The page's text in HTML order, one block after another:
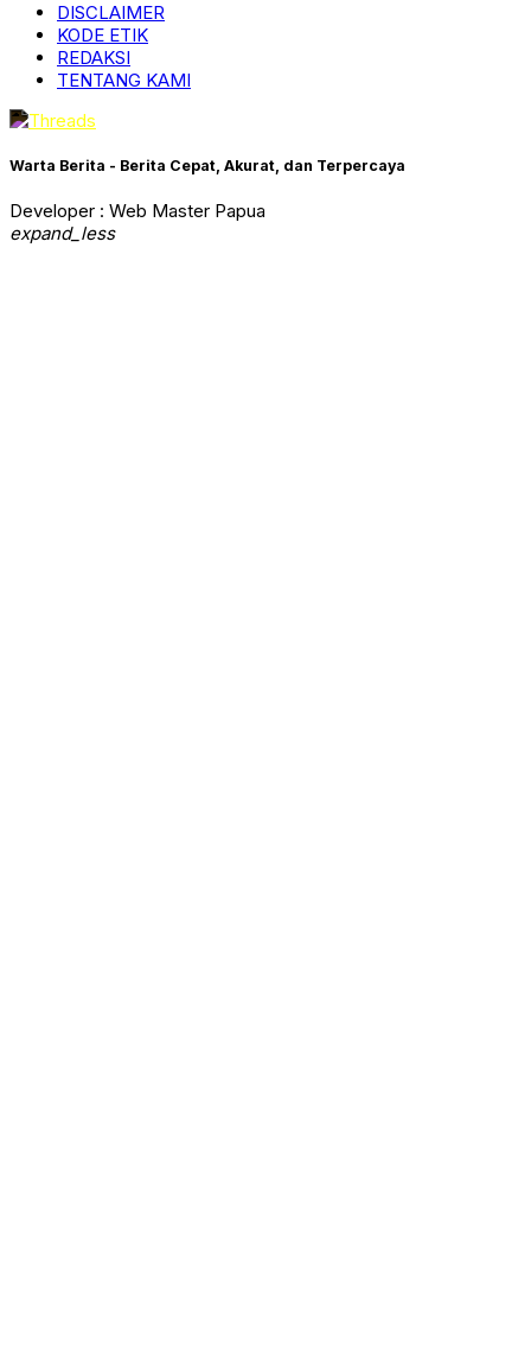
DISCLAIMER
KODE ETIK
REDAKSI
TENTANG KAMI
Warta Berita - Berita Cepat, Akurat, dan Terpercaya
Developer : Web Master Papua
expand_less